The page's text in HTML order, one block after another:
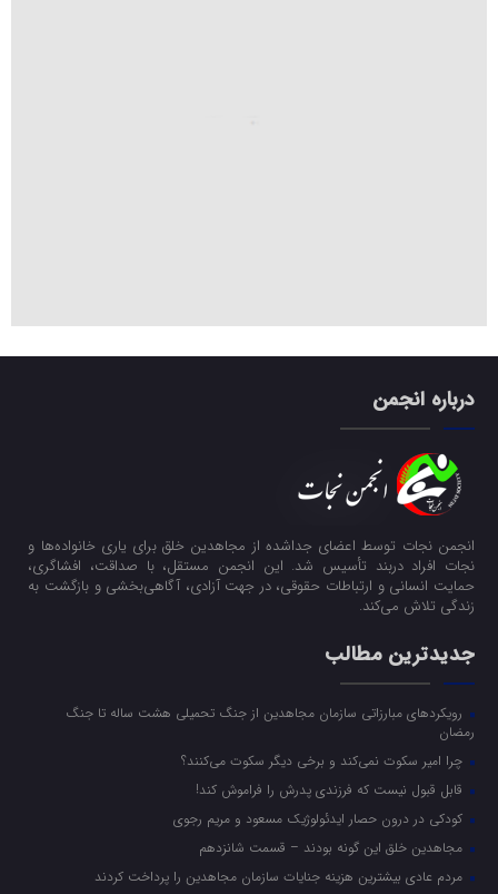
درباره انجمن
انجمن نجات توسط اعضای جداشده از مجاهدین خلق برای یاری خانواده‌ها و
نجات افراد دربند تأسیس شد. این انجمن مستقل، با صداقت، افشاگری،
حمایت انسانی و ارتباطات حقوقی، در جهت آزادی، آگاهی‌بخشی و بازگشت به
زندگی تلاش می‌کند.
جدیدترین مطالب
رویکرد‌های مبارزاتی سازمان مجاهدین از جنگ تحمیلی هشت ساله تا جنگ
رمضان
چرا امیر سکوت نمی‌کند و برخی دیگر سکوت می‌کنند؟
قابل قبول نیست که فرزندی پدرش را فراموش کند!
کودکی در درون حصار ایدئولوژیک مسعود و مریم رجوی
مجاهدین خلق این گونه بودند – قسمت شانزدهم
مردم عادی بیشترین هزینه جنایات سازمان مجاهدین را پرداخت کردند